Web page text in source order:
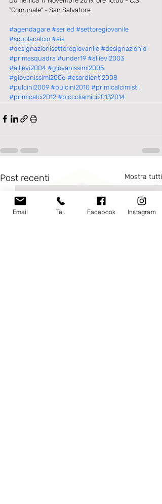
"Comunale" - San Salvatore
#agendagare #seried #settoregiovanile
#scuolacalcio #aia
#designazionisettoregiovanile #designazionid
#primasquadra #under19 #allievi2003
#allievi2004 #giovanissimi2005
#giovanissimi2006 #esordienti2008
#pulcini2009 #pulcini2010 #primicalcimisti
#primicalci2012 #piccoliamici20132014
Post recenti Mostra tutti
Email Tel. Facebook Instagram